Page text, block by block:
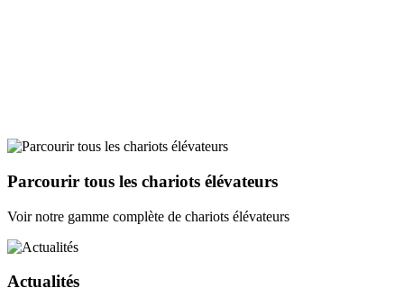
Parcourir tous les chariots élévateurs
Voir notre gamme complète de chariots élévateurs
Actualités